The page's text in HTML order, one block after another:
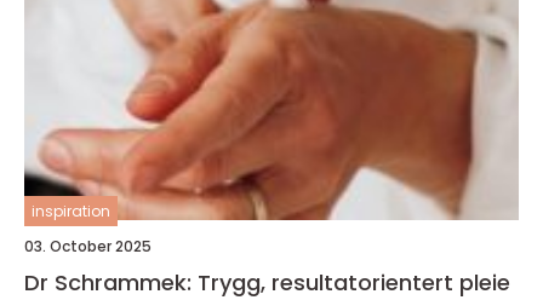
inspiration
03. October 2025
Dr Schrammek: Trygg, resultatorientert pleie